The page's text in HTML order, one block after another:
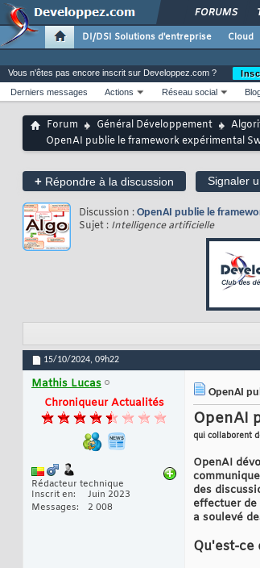
FORUMS
DI/DSI Solutions d'entreprise Cloud
Vous n'êtes pas encore inscrit sur Developpez.com ?
Derniers messages
Actions Réseau social
Forum Général Développement
OpenAI publie le framework expérimental
+ Répondre à la discussion Signaler
Discussion : OpenAI publie le
Sujet : Intelligence artificielle
15/10/2024, 09h22
Mathis Lucas
Chroniqueur Actualités
Rédacteur technique
Inscrit en
Juin 2023
Messages
2 008
OpenAI
OpenAI
qui collaborent
OpenAI
des
effectuer de
a soulevé
Qu'est-ce